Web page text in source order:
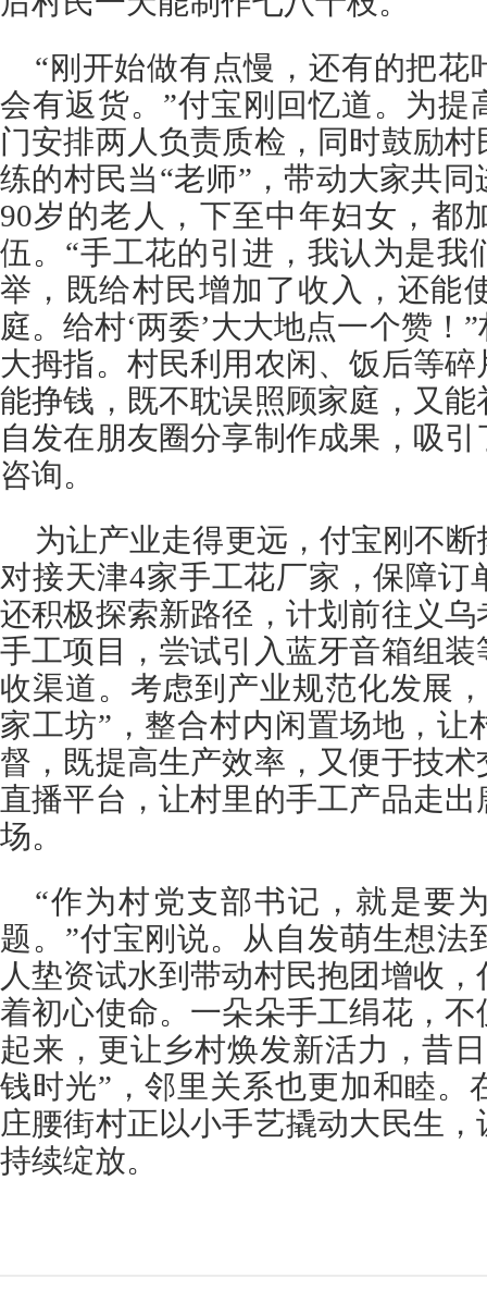
“刚开始做有点慢，还有的把花
会有返货。”付宝刚回忆道。为提
门安排两人负责质检，同时鼓励
练的村民当“老师”，带动大家共
90岁的老人，下至中年妇女，都
伍。“手工花的引进，我认为是我
举，既给村民增加了收入，还能
庭。给村‘两委’大大地点一个赞！
大拇指。村民利用农闲、饭后等
能挣钱，既不耽误照顾家庭，又
自发在朋友圈分享制作成果，吸
咨询。
为让产业走得更远，付宝刚不
对接天津4家手工花厂家，保障订
还积极探索新路径，计划前往义
手工项目，尝试引入蓝牙音箱组
收渠道。考虑到产业规范化发展
家工坊”，整合村内闲置场地，让
督，既提高生产效率，又便于技
直播平台，让村里的手工产品走
场。
“作为村党支部书记，就是要
题。”付宝刚说。从自发萌生想法
人垫资试水到带动村民抱团增收
着初心使命。一朵朵手工绢花，
起来，更让乡村焕发新活力，昔
钱时光”，邻里关系也更加和睦。
庄腰街村正以小手艺撬动大民生
持续绽放。